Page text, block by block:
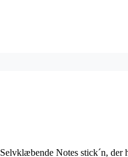
Selvklæbende Notes stick´n, der